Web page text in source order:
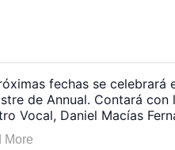
fechas se celebrará
de Annual. Contará
Vocal, Daniel Macías
More